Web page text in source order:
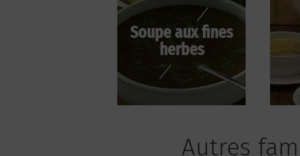
Soupe aux fines
herbes
Autres